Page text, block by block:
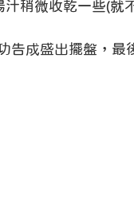
稍微收乾一些(就
告成盛出擺盤，